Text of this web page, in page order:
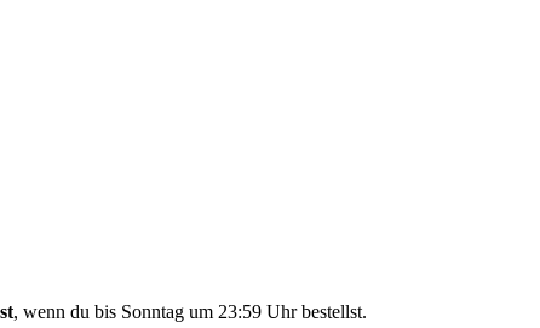
, wenn du bis Sonntag um 23:59 Uhrbestellst.